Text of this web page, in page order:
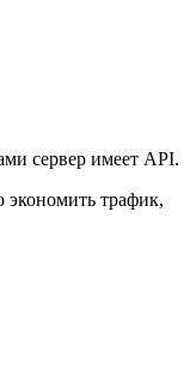
сервер имеет API.
экономить трафик,